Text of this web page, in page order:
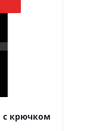
с крючком